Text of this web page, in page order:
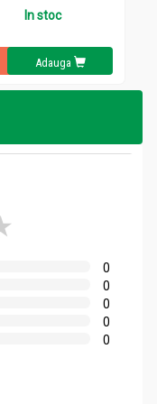
In stoc
Adauga
0
0
0
0
0